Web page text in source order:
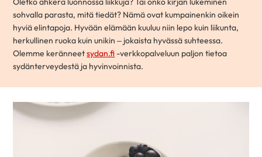
sohvalla parasta, mitä tiedät? Nämä ovat kumpainenkin oikein
hyviä elintapoja. Hyvään elämään kuuluu niin lepo kuin liikunta,
herkullinen ruoka kuin unikin – jokaista hyvässä suhteessa.
Olemme keränneetsydan.fi -verkkopalveluun paljon tietoa
sydänterveydestä ja hyvinvoinnista.